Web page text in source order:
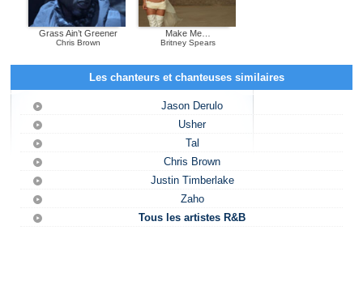
Grass Ain’t Greener
Chris Brown
Make Me…
Britney Spears
Les chanteurs et chanteuses similaires
Jason Derulo
Usher
Tal
Chris Brown
Justin Timberlake
Zaho
Tous les artistes R&B